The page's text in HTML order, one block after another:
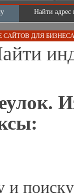
Найти адрес
САЙТОВ ДЛЯ
и